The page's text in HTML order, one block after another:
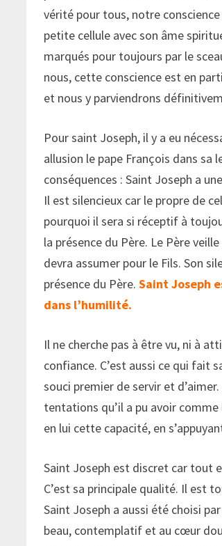
vérité pour tous, notre
petite cellule avec son âme
marqués pour toujours par le
nous, cette conscience est en
et nous y parviendrons
Pour saint Joseph, il y a eu
allusion le pape François dans sa
conséquences : Saint Joseph a
Il est silencieux car le propre de
pourquoi il sera si réceptif à
la présence du Père. Le Père
devra assumer pour le Fils. Son
présence du Père.Saint Joseph
dans l’humilité.
Il ne cherche pas à être vu, ni à
confiance. C’est aussi ce qui fait
souci premier de servir et
tentations qu’il a pu avoir
en lui cette capacité, en
Saint Joseph est discret car tout
C’est sa principale qualité. Il est
Saint Joseph a aussi été choisi
beau, contemplatif et au cœur